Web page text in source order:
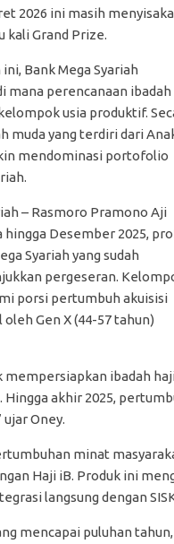
2026 ini masih
kali Grand Prize.
Bank Mega Syariah
perencanaan ibadah
usia produktif.
muda yang terdiri dari
mendominasi portofolio
– Rasmoro Pramono Aji
hingga Desember 2025,
Syariah yang sudah
pergeseran.
porsi pertumbuh akuisisi
Gen X (44-57 tahun)
mempersiapkan ibadah
akhir 2025,
ujar Oney.
minat
Haji iB. Produk ini
langsung dengan
mencapai puluhan